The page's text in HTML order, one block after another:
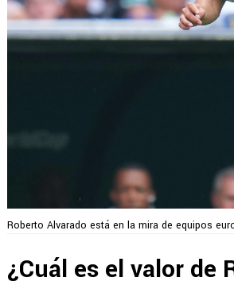
Roberto Alvarado está en la mira de equipos
¿Cuál es el valor de